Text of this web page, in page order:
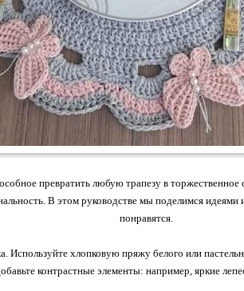
превратить любую трапезу в
В этом руководстве мы поделимся идеями
понравятся.
Используйте хлопковую пряжу белого или
контрастные элементы: например, яркие